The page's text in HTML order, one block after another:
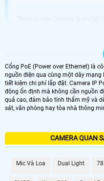
Như bạn đã biết camera quan sát là
về tài sản cũng như đảm bảo an
đây là các lựa chọn camera giá rẻ
canera IP, bộ camera có đầu ghi đáp
khách hàng luôn ạ. ^^
Cổng PoE (Power over Ethernet) là
nguồn điện qua cùng một dây mạng
tiết kiệm chi phí lắp đặt. Camera IP
động ổn định mà không cần nguồn
quả cao, đảm bảo tính thẩm mỹ và
sát, văn phòng hay tòa nhà thông
CAMERA QUAN
Mic Và Loa Dual Light